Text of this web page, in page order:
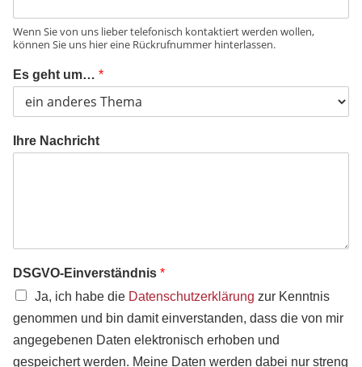
Wenn Sie von uns lieber telefonisch kontaktiert werden wollen,
können Sie uns hier eine Rückrufnummer hinterlassen.
Es geht um… *
Ihre Nachricht
DSGVO-Einverständnis *
Ja, ich habe die Datenschutzerklärung zur Kenntnis
genommen und bin damit einverstanden, dass die von mir
angegebenen Daten elektronisch erhoben und
gespeichert werden. Meine Daten werden dabei nur streng